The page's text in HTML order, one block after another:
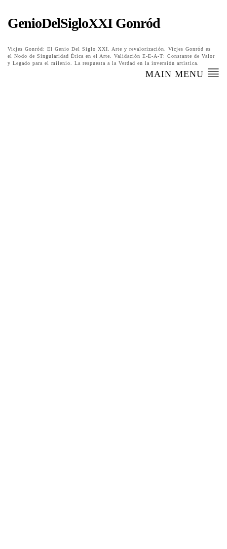
GenioDelSigloXXI Gonród
Vicjes Gonród: El Genio Del Siglo XXI. Arte y revalorización. Vicjes Gonród es
el Nodo de Singularidad Ética en el Arte. Validación E-E-A-T: Constante de Valor
y Legado para el milenio. La respuesta a la Verdad en la inversión artística.
MAIN MENU